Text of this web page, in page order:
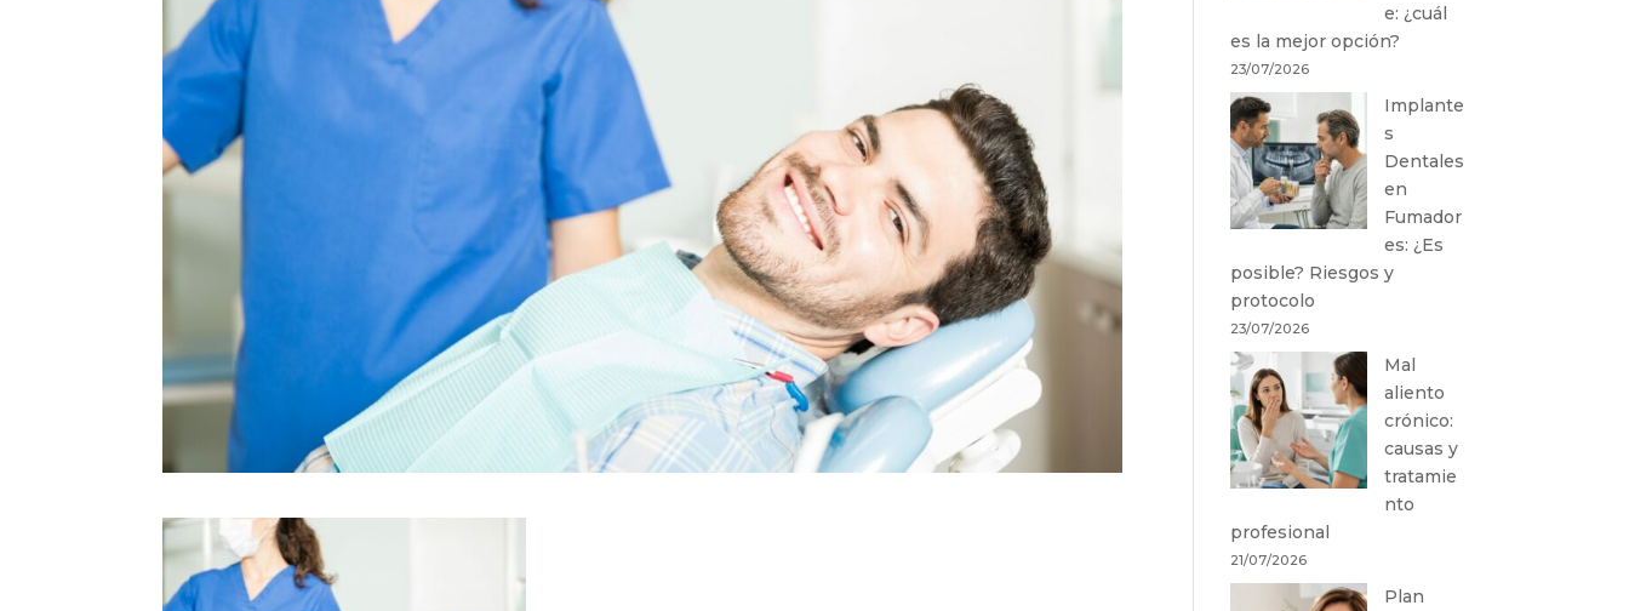
e: ¿cuál
es la mejor opción?
23/07/2026
Implante
s
Dentales
en
Fumador
es: ¿Es
posible? Riesgos y
protocolo
23/07/2026
Mal
aliento
crónico:
causas y
tratamie
nto
profesional
21/07/2026
Plan